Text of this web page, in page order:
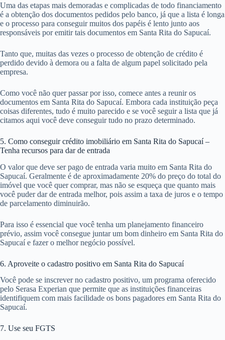
Uma das etapas mais demoradas e complicadas de todo financiamento
é a obtenção dos documentos pedidos pelo banco, já que a lista é longa
e o processo para conseguir muitos dos papéis é lento junto aos
responsáveis por emitir tais documentos em Santa Rita do Sapucaí.
Tanto que, muitas das vezes o processo de obtenção de crédito é
perdido devido à demora ou a falta de algum papel solicitado pela
empresa.
Como você não quer passar por isso, comece antes a reunir os
documentos em Santa Rita do Sapucaí. Embora cada instituição peça
coisas diferentes, tudo é muito parecido e se você seguir a lista que já
citamos aqui você deve conseguir tudo no prazo determinado.
5. Como conseguir crédito imobiliário em Santa Rita do Sapucaí –
Tenha recursos para dar de entrada
O valor que deve ser pago de entrada varia muito em Santa Rita do
Sapucaí. Geralmente é de aproximadamente 20% do preço do total do
imóvel que você quer comprar, mas não se esqueça que quanto mais
você puder dar de entrada melhor, pois assim a taxa de juros e o tempo
de parcelamento diminuirão.
Para isso é essencial que você tenha um planejamento financeiro
prévio, assim você consegue juntar um bom dinheiro em Santa Rita do
Sapucaí e fazer o melhor negócio possível.
6. Aproveite o cadastro positivo em Santa Rita do Sapucaí
Você pode se inscrever no cadastro positivo, um programa oferecido
pelo Serasa Experian que permite que as instituições financeiras
identifiquem com mais facilidade os bons pagadores em Santa Rita do
Sapucaí.
7. Use seu FGTS